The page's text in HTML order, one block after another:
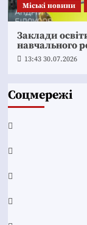
Mіські новини
Заклади
навчального
13:43 30.07.2026
Соцмережі
Facebook
YouTube
Telegram
Instagram